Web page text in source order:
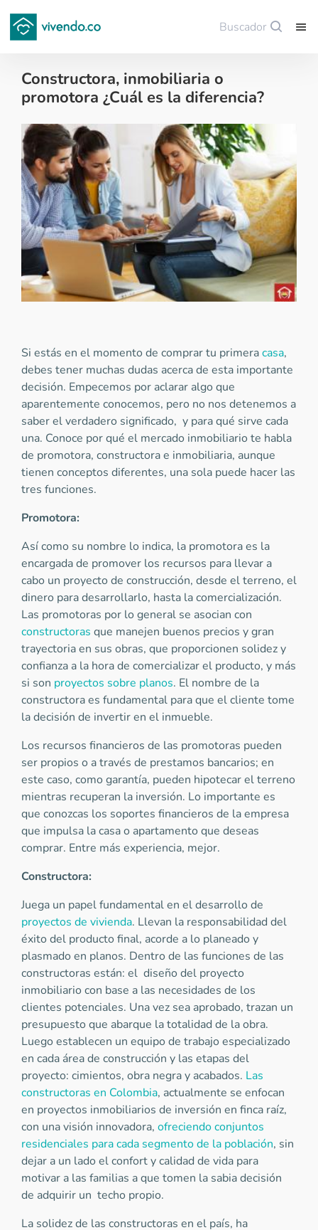
Buscador
Constructora, inmobiliaria o
promotora ¿Cuál es la diferencia?
Sector construcción - 2017-05-03
Si estás en el momento de comprar tu primeracasa,
debes tener muchas dudas acerca de esta importante
decisión. Empecemos por aclarar algo que
aparentemente conocemos, pero no nos detenemos a
saber el verdadero significado, y para qué sirve cada
una. Conoce por qué el mercado inmobiliario te habla
de promotora, constructora e inmobiliaria, aunque
tienen conceptos diferentes, una sola puede hacer las
tres funciones.
Promotora:
Así como su nombre lo indica, la promotora es la
encargada de promover los recursos para llevar a
cabo un proyecto de construcción, desde el terreno, el
dinero para desarrollarlo, hasta la comercialización.
Las promotoras por lo general se asocian con
constructoras que manejen buenos precios y gran
trayectoria en sus obras, que proporcionen solidez y
confianza a la hora de comercializar el producto, y más
si son proyectos sobre planos. El nombre de la
constructora es fundamental para que el cliente tome
la decisión de invertir en el inmueble.
Los recursos financieros de las promotoras pueden
ser propios o a través de prestamos bancarios; en
este caso, como garantía, pueden hipotecar el terreno
mientras recuperan la inversión. Lo importante es
que conozcas los soportes financieros de la empresa
que impulsa la casa o apartamento que deseas
comprar. Entre más experiencia, mejor.
Constructora:
Juega un papel fundamental en el desarrollo de
proyectos de vivienda. Llevan la responsabilidad del
éxito del producto final, acorde a lo planeado y
plasmado en planos. Dentro de las funciones de las
constructoras están: el diseño del proyecto
inmobiliario con base a las necesidades de los
clientes potenciales. Una vez sea aprobado, trazan un
presupuesto que abarque la totalidad de la obra.
Luego establecen un equipo de trabajo especializado
en cada área de construcción y las etapas del
proyecto: cimientos, obra negra y acabados. Las
constructoras en Colombia, actualmente se enfocan
en proyectos inmobiliarios de inversión en finca raíz,
con una visión innovadora, ofreciendo conjuntos
residenciales para cada segmento de la población, sin
dejar a un lado el confort y calidad de vida para
motivar a las familias a que tomen la sabia decisión
de adquirir un techo propio.
La solidez de las constructoras en el país, ha
Guardar